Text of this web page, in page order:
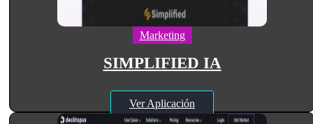
Marketing
SIMPLIFIED IA
Ver Aplicación